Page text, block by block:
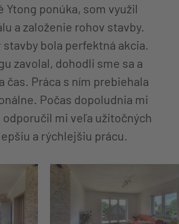
Ytong ponúka, som využil
a založenie rohov stavby.
bola perfektná akcia.
zavolal, dohodli sme sa a
čas. Práca s ním prebiehala
Počas dopoludnia mi
mi veľa užitočných
a rýchlejšiu prácu.